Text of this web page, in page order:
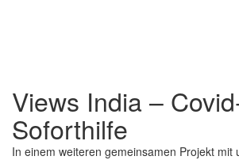
Views India –
Sofort­hilfe
In einem weiteren gemeinsamen Projekt mit